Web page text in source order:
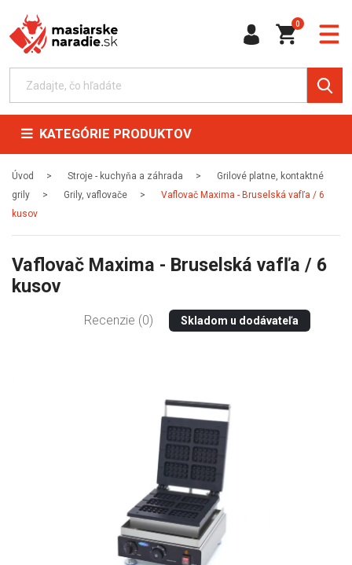
0
KATEGÓRIE PRODUKTOV
Úvod Stroje - kuchyňa a záhrada
Grilové platne, kontaktné
grily
Grily, vaflovače
Vaflovač Maxima - Bruselská vafľa / 6
kusov
Vaflovač Maxima - Bruselská vafľa / 6
kusov
Recenzie (0) Skladom u dodávateľa